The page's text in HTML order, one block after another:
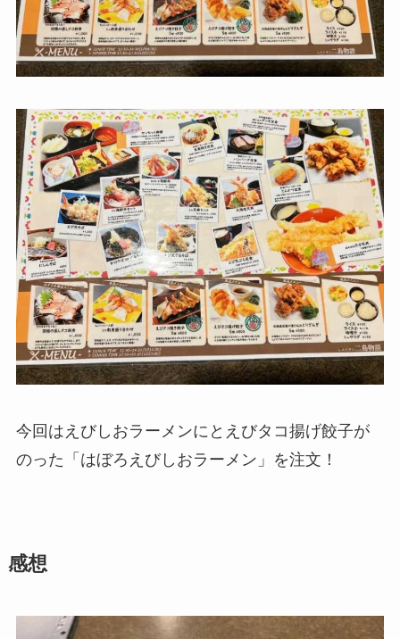
今回はえびしおラーメンにとえびタコ揚げ餃子が
のった「はぼろえびしおラーメン」を注文！
感想